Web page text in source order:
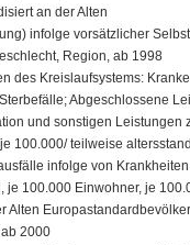
an der Alten
infolge vorsätzlicher
Region, ab 1998
des Kreislaufsystems:
Abgeschlossene
und sonstigen Leistungen
100.000/ teilweise
infolge von
je 100.000 Einwohner, je
Alten
2000